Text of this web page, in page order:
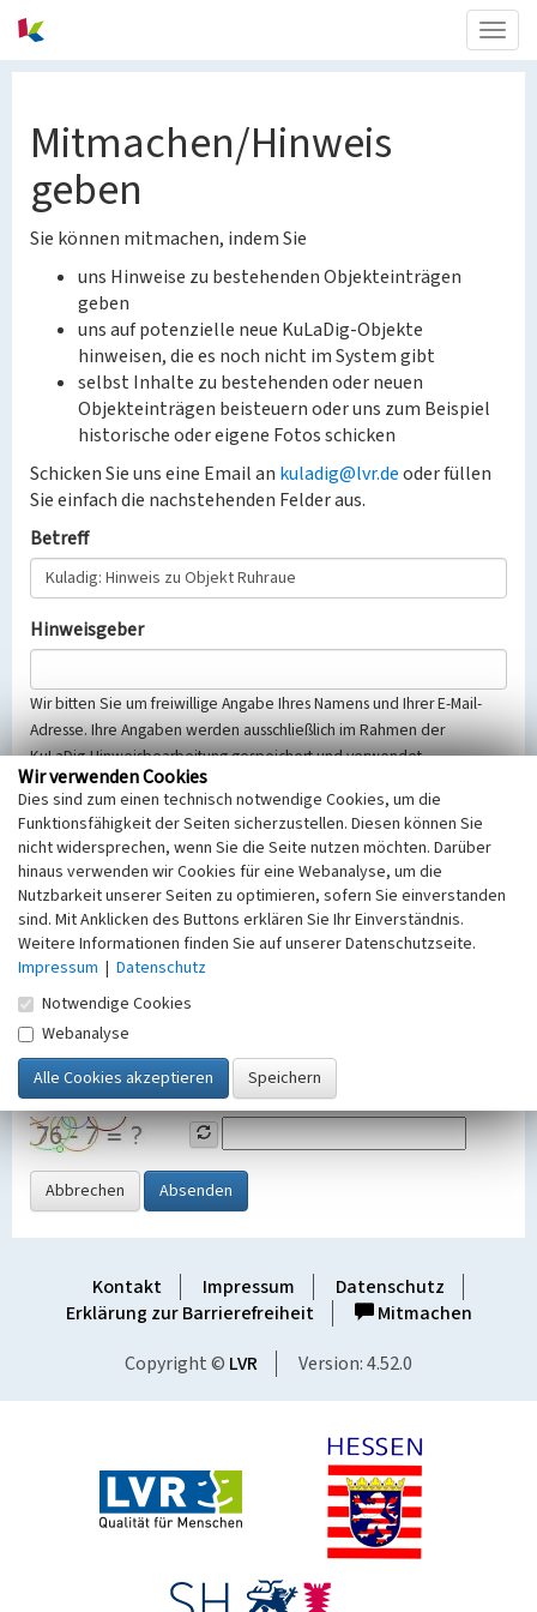
Mitmachen/Hinweis
geben
Sie können mitmachen, indem Sie
uns Hinweise zu bestehenden Objekteinträgen
geben
uns auf potenzielle neue KuLaDig-Objekte
hinweisen, die es noch nicht im System gibt
selbst Inhalte zu bestehenden oder neuen
Objekteinträgen beisteuern oder uns zum Beispiel
historische oder eigene Fotos schicken
Schicken Sie uns eine Email an kuladig@lvr.deoder füllen
Sie einfach die nachstehenden Felder aus.
Betreff
Hinweisgeber
Wir bitten Sie um freiwillige Angabe Ihres Namens und Ihrer E-Mail-
Adresse. Ihre Angaben werden ausschließlich im Rahmen der
KuLaDig-Hinweisbearbeitung gespeichert und verwendet.
Selbstverständlich werden diese entsprechend der Vorschriften des
Telemediengesetzes, des Datenschutzgesetzes NRW und der seit
dem 25.05.2018 gültigen Europäischen Datenschutzgrundverordnung
(EU-DSGVO) vertraulich behandelt, beachten Sie bitte unsere
Hinweise zumDatenschutz
Nachricht
SicherheitsabfrageTragen Sie unten das Rechenergebnis aus der
Grafik ein
Abbrechen Absenden
Kontakt Impressum
Datenschutz
Erklärung zur Barrierefreiheit
Mitmachen
Copyright © LVR Version: 4.52.0
Wir verwenden Cookies
Dies sind zum einen technisch notwendige Cookies, um die
Funktionsfähigkeit der Seiten sicherzustellen. Diesen können Sie
nicht widersprechen, wenn Sie die Seite nutzen möchten. Darüber
hinaus verwenden wir Cookies für eine Webanalyse, um die
Nutzbarkeit unserer Seiten zu optimieren, sofern Sie einverstanden
sind. Mit Anklicken des Buttons erklären Sie Ihr Einverständnis.
Weitere Informationen finden Sie auf unserer Datenschutzseite.
Impressum | Datenschutz
Notwendige Cookies
Webanalyse